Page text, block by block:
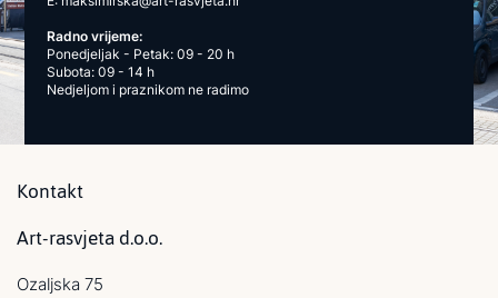
Radno vrijeme:
Ponedjeljak - Petak: 09 - 20 h
Subota: 09 - 14 h
Nedjeljom i praznikom ne radimo
Kontakt
Art-rasvjeta d.o.o.
Ozaljska 75